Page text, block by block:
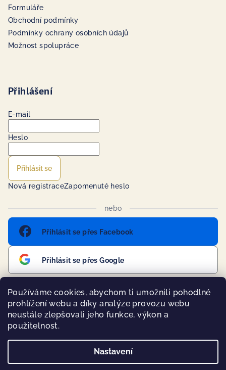
Používáme cookies, abychom ti umožnili pohodlné
prohlížení webu a díky analýze provozu webu
neustále zlepšovali jeho funkce, výkon a
použitelnost.
Nastavení
Formuláře
Obchodní podmínky
Podmínky ochrany osobních údajů
Možnost spolupráce
Přihlášení
E-mail
Heslo
Přihlásit se
Nová registraceZapomenuté heslo
nebo
Přihlásit se přes Facebook
Přihlásit se přes Google
Přijímáme online platby